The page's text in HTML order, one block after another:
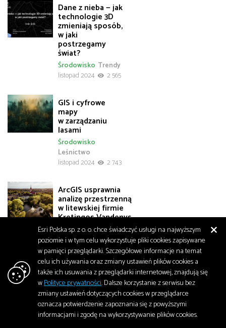
Dane z nieba — jak
technologie 3D
zmieniają sposób,
w jaki
postrzegamy
świat?
Środowisko Trendy
listopad 2024
2 565
GIS i cyfrowe
mapy
w zarządzaniu
lasami
Leśnictwo
Środowisko
listopad 2024
2 743
ArcGIS usprawnia
analizę przestrzenną
w litewskiej firmie
Kretingos Vandenys
Infrastruktura
i telekomunikacja
październik 2024
1 739
Jak Oklahoma City
radzi sobie
z ekstremalnymi
upałami za pomocą
narzędzi GIS?
Esri Polska sp. z o. o. chce świadczyć usługi na najwyższym
poziomie i w tym celu wykorzystuje pliki cookies zapisywane
w pamięci przeglądarki. Szczegółowe informacje na temat
celu ich używania oraz zmiany ustawień plików cookies a
także ich usuwania z przeglądarki internetowej, znajdują się
wPolityce prywatności. Dalsze korzystanie z serwisu bez
zmiany ustawień dotyczących cookies w przeglądarce
oznacza potwierdzenie zapoznania się z powyższymi
informacjami i zgodę na wykorzystywanie plików cookies.